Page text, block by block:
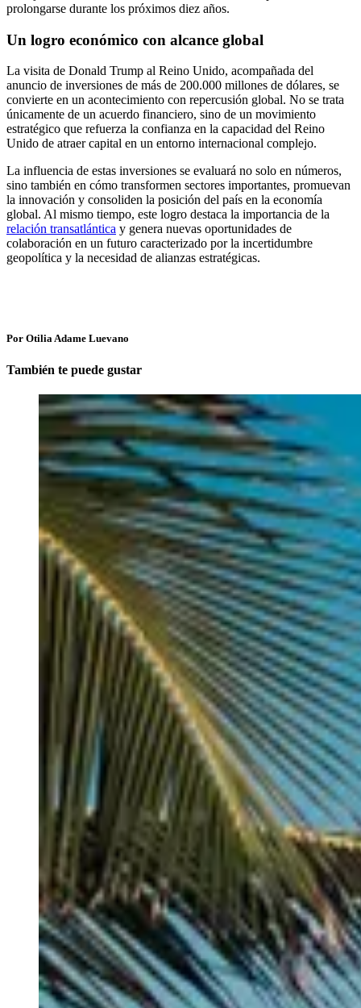
prolongarse durante los próximos diez años.
Un logro económico con alcance global
La visita de Donald Trump al Reino Unido, acompañada del
anuncio de inversiones de más de 200.000 millones de dólares, se
convierte en un acontecimiento con repercusión global. No se trata
únicamente de un acuerdo financiero, sino de un movimiento
estratégico que refuerza la confianza en la capacidad del Reino
Unido de atraer capital en un entorno internacional complejo.
La influencia de estas inversiones se evaluará no solo en números,
sino también en cómo transformen sectores importantes, promuevan
la innovación y consoliden la posición del país en la economía
global. Al mismo tiempo, este logro destaca la importancia de la
relación transatlántica y genera nuevas oportunidades de
colaboración en un futuro caracterizado por la incertidumbre
geopolítica y la necesidad de alianzas estratégicas.
Por Otilia Adame Luevano
También te puede gustar